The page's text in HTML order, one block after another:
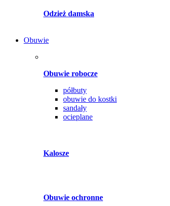
Odzież damska
Obuwie
Obuwie robocze
półbuty
obuwie do kostki
sandały
ocieplane
Kalosze
Obuwie ochronne